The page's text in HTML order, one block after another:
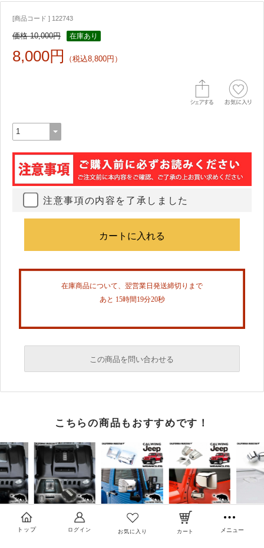
[商品コード ] 122743
価格 10,000円 在庫あり
8,000円 （税込8,800円）
注意事項の内容を了承しました
在庫商品について、翌営業日発送締切りまで
あと 15時間19分19秒
この商品を問い合わせる
必須
こちらの商品もおすすめです！
トップ ログイン お気に入り カート メニュー